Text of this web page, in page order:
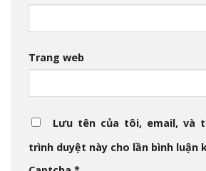
Trang web
Lưu tên của tôi, email, và
trình duyệt này cho lần bình luận